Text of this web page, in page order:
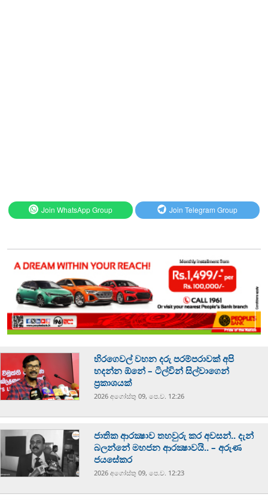
Join WhatsApp Group Join Telegram Group
හිරගෙවල් වහන දරු පරම්පරාවක් අපි
හදන්න ඕනේ – ටිල්වින් සිල්වාගෙන්
ප්‍රකාශයක්
2026 අගෝස්‍තු 09, පෙ.ව. 12:26
ජාතික ආරක්‍ෂාව තහවුරු කර අවසන්.. දැන්
බලන්නේ මහජන ආරක්‍ෂාවයි.. – අරුණ
ජයසේකර
2026 අගෝස්‍තු 09, පෙ.ව. 12:23